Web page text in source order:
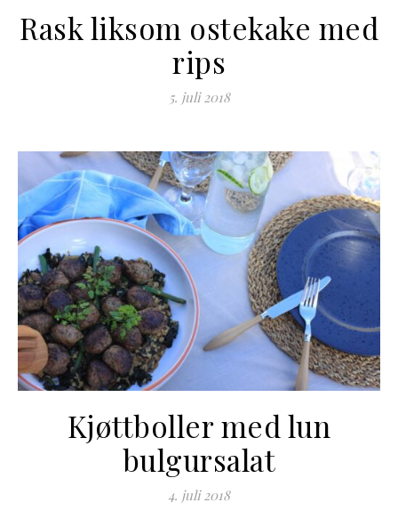
Rask liksom ostekake med
rips
5. juli 2018
Kjøttboller med lun
bulgursalat
4. juli 2018